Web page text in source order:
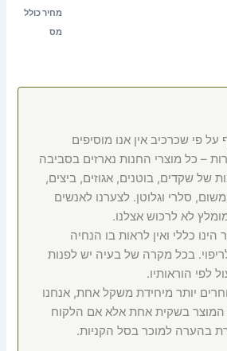
מחיר כולל
מס
על פי שכרכיב אין אנו מוסיפים
– כל מוצרי החנות נארזים בסביבה
של שקדים, בוטנים, אגוזים, ביצים,
סלרי וגלוטן. לצערנו לאנשים
לא לרכוש אצלנו.
כללי ואין לראות בו הנחיה
בכל מקרה של בעיה יש לפנות
לפי הוראותיו.
יותר מיחידת משקל אחת, אנחנו
המוצר בשקית אחת אלא אם הלקוח
בהערה למוכר בסל הקניות.